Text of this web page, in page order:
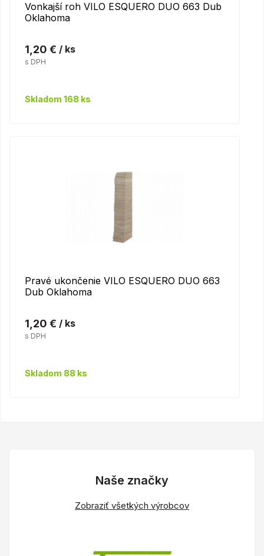
Vonkajší roh VILO ESQUERO DUO 663 Dub
Oklahoma
1,20 € / ks
s DPH
Skladom 168 ks
Pravé ukončenie VILO ESQUERO DUO 663
Dub Oklahoma
1,20 € / ks
s DPH
Skladom 88 ks
Naše značky
Zobraziť všetkých výrobcov